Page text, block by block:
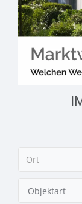
Objektart